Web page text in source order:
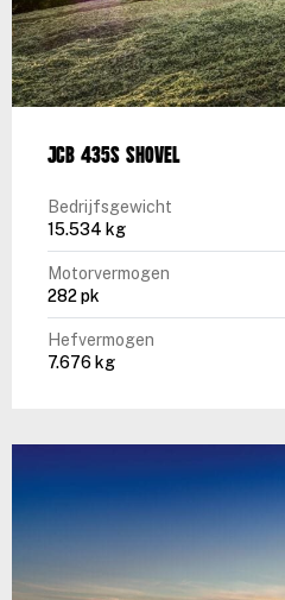
JCB 435S shovel
Bedrijfsgewicht
15.534 kg
Motorvermogen
282 pk
Hefvermogen
7.676 kg